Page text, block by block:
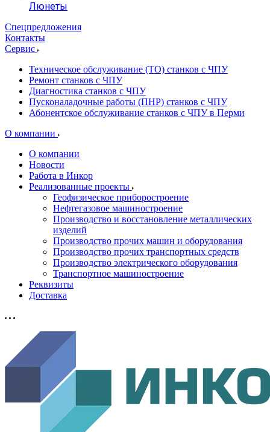
Люнеты
Спецпредложения
Контакты
Сервис
Техническое обслуживание (ТО) станков с ЧПУ
Ремонт станков с ЧПУ
Диагностика станков с ЧПУ
Пусконаладочные работы (ПНР) станков с ЧПУ
Абонентское обслуживание станков с ЧПУ в Перми
О компании
О компании
Новости
Работа в Инкор
Реализованные проекты
Геофизическое приборостроение
Нефтегазовое машиностроение
Производство и восстановление металлических
изделий
Производство прочих машин и оборудования
Производство прочих транспортных средств
Производство электрического оборудования
Транспортное машиностроение
Реквизиты
Доставка